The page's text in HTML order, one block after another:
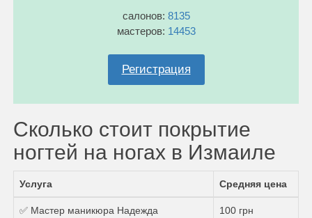
салонов: 8135
мастеров: 14453
Регистрация
Сколько стоит покрытие
ногтей на ногах в Измаиле
Услуга Средняя цена
✅ Мастер маникюра Надежда 100 грн